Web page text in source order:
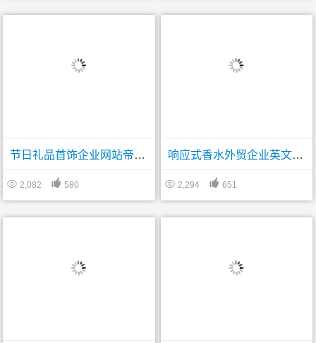
节日礼品首饰企业网站帝国CMS模板
 2,082  580
响应式香水外贸企业英文网站帝国CMS模板
 2,294  651